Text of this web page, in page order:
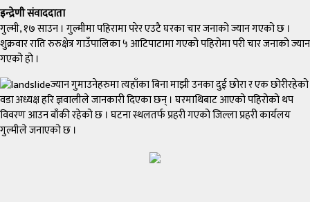
इन्द्रेणी संवाददाता
गुल्मी, १७ साउन । गुल्मीमा पहिरामा परेर एउटै घरका चार जनाको ज्यान गएको छ ।
शुक्रवार राति रुरुक्षेत्र गाउँपालिका ५ आटिपाटामा गएको पहिरोमा परी चार जनाको ज्यान
गएको हो ।
ज्यान गुमाउनेहरुमा त्यहाँका बिना माझी उनका दुई छोरा र एक छोरीरहेको
वडा अध्यक्ष हरि ज्ञवालीले जानकारी दिएका छन् । घरमाथिबाट आएको पहिरोको थप
विवरण आउन बाँकी रहेको छ । घटना स्थलतर्फ प्रहरी गएको जिल्ला प्रहरी कार्यलय
गुल्मीले जनाएको छ ।